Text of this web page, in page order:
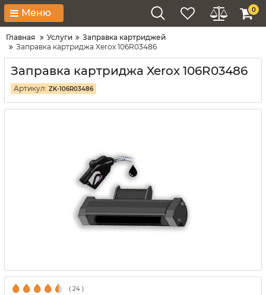
Меню 0
Главная Услуги
Заправка картриджей
Заправка картриджа Xerox 106R03486
Заправка картриджа Xerox 106R03486
Артикул: ZK-106R03486
( 24 )